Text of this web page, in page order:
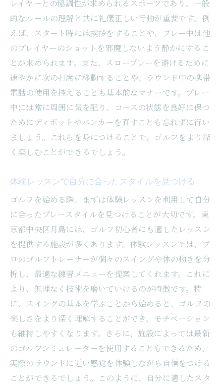
評判の良いゴルフトレーナーの特徴
口コミで知る信頼できるトレーナー選び
月島の人気ゴルフスクールをチェック
体験者の声から探るベストなトレーナー
トレーナーの選び方で失敗しないコツ
口コミを活用したゴルフ施設の選定法
レイヤーとの協調性が求められるスポーツであり、一般
的なルールの理解と共に礼儀正しい行動が重要です。例
えば、スタート時には挨拶をすることや、プレー中は他
のプレイヤーのショットを邪魔しないよう静かにするこ
とが求められます。また、スロープレーを避けるために
速やかに次の打席に移動することや、ラウンド中の携帯
電話の使用を控えることも基本的なマナーです。プレー
中には常に周囲に気を配り、コースの状態を良好に保つ
ためにディボットやバンカーを直すことも忘れずに行い
ましょう。これらを身につけることで、ゴルフをより深
く楽しむことができるでしょう。
体験レッスンで自分に合ったスタイルを見つける
ゴルフを始める際、まずは体験レッスンを利用して自分
に合ったプレースタイルを見つけることが大切です。東
京都中央区月島には、ゴルフ初心者にも適したレッスン
を提供する施設が多くあります。体験レッスンでは、プ
ロのゴルフトレーナーが個々のスイングや体の動きを分
析し、最適な練習メニューを提案してくれます。これに
より、無理なく技術を磨いていけるのが特徴です。特
に、スイングの基本を学ぶことから始めると、ゴルフの
楽しさをより深く理解することができ、モチベーション
も維持しやすくなります。さらに、施設によっては最新
のゴルフシミュレーターを使用することもできるため、
実際のラウンドに近い感覚を体験しながら自信をつける
ことができるでしょう。このように、自分に適したスタ